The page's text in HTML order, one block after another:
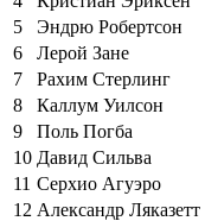
5
Эндрю Робертсон
6
Лерой Зане
7
Рахим Стерлинг
8
Каллум Уилсон
9
Поль Погба
10 Давид Сильва
11 Серхио Агуэро
12 Александр Ляказетт